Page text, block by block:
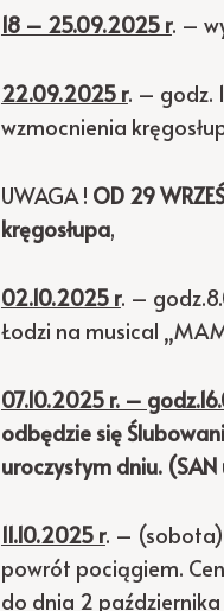
18 – 25.09.2025 r. –
22.09.2025 r. – godz.
wzmocnienia
UWAGA ! OD 29
kręgosłupa,
02.10.2025 r. –
Łodzi na musical
07.10.2025 r. –
odbędzie się
uroczystym dniu.
11.10.2025 r. – (sobota)
powrót pociągiem.
do dnia 2